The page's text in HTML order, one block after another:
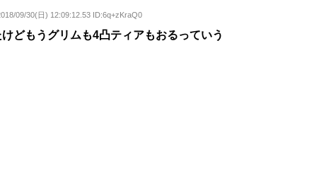
09/30(日) 12:09:12.53 ID:6q+zKraQ0
どもうグリムも4凸ティアもおるっていう